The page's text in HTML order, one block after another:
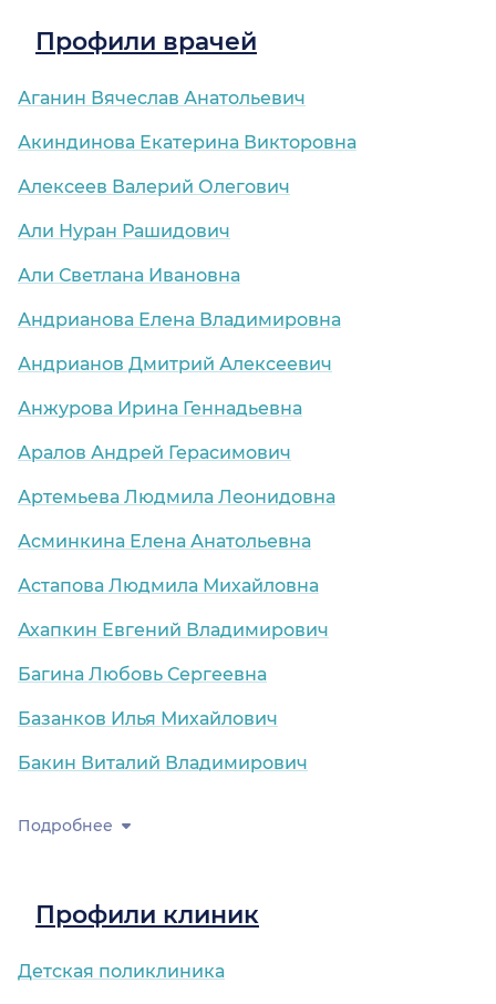
Профили врачей
Аганин Вячеслав Анатольевич
Акиндинова Екатерина Викторовна
Алексеев Валерий Олегович
Али Нуран Рашидович
Али Светлана Ивановна
Андрианова Елена Владимировна
Андрианов Дмитрий Алексеевич
Анжурова Ирина Геннадьевна
Аралов Андрей Герасимович
Артемьева Людмила Леонидовна
Асминкина Елена Анатольевна
Астапова Людмила Михайловна
Ахапкин Евгений Владимирович
Багина Любовь Сергеевна
Базанков Илья Михайлович
Бакин Виталий Владимирович
Подробнее
Профили клиник
Детская поликлиника